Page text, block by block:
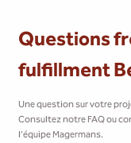
Questions
fulfillment
Une question sur votre
Consultez notre FAQ ou
l'équipe Magermans.